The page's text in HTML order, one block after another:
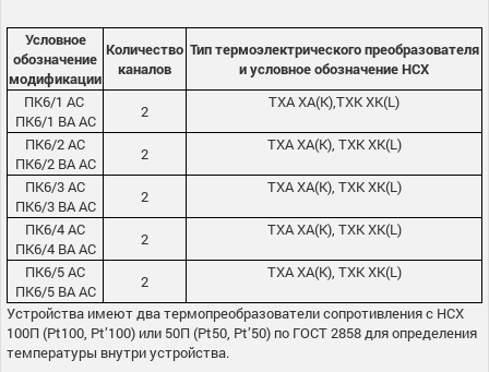
Условное
обозначение
модификации
Количество
каналов
Тип термоэлектрического преобразователя
и условное обозначение НСХ
ПК6/1 АС
ПК6/1 ВА АС
2 ТХА ХА(К),ТХК ХК(L)
ПК6/2 АС
ПК6/2 ВА АС
2 ТХА ХА(К), ТХК ХК(L)
ПК6/3 АС
ПК6/3 ВА АС
2 ТХА ХА(К), ТХК ХК(L)
ПК6/4 АС
ПК6/4 ВА АС
2 ТХА ХА(К), ТХК ХК(L)
ПК6/5 АС
ПК6/5 ВА АС
2 ТХА ХА(К), ТХК ХК(L)
Устройства имеют два термопреобразователи сопротивления с НСХ
100П (Pt100, Pt’100) или 50П (Pt50, Pt’50) по ГОСТ 2858 для определения
температуры внутри устройства.